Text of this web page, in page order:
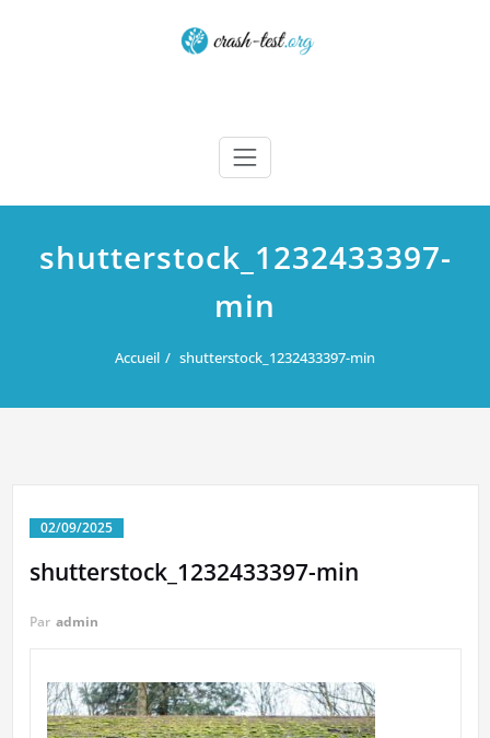
shutterstock_1232433397-
min
Accueil shutterstock_1232433397-min
02/09/2025
shutterstock_1232433397-min
Par admin